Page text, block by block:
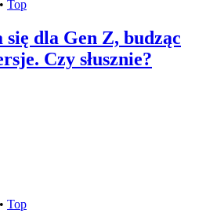
• Top
dla Gen Z, budząc
Czy słusznie?
• Top